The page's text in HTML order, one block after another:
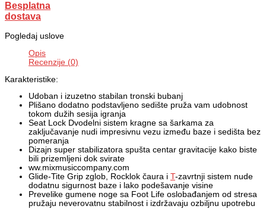
Besplatna
dostava
Pogledaj uslove
Opis
Recenzije (0)
Karakteristike:
Udoban i izuzetno stabilan tronski bubanj
Plišano dodatno podstavljeno sedište pruža vam udobnost
tokom dužih sesija igranja
Seat Lock Dvodelni sistem kragne sa šarkama za
zaključavanje nudi impresivnu vezu između baze i sedišta bez
pomeranja
Dizajn super stabilizatora spušta centar gravitacije kako biste
bili prizemljeni dok svirate
ww.mixmusiccompany.com
Glide-Tite Grip zglob, Rocklok čaura i T-zavrtnji sistem nude
dodatnu sigurnost baze i lako podešavanje visine
Prevelike gumene noge sa Foot Life oslobađanjem od stresa
pružaju neverovatnu stabilnost i izdržavaju ozbiljnu upotrebu